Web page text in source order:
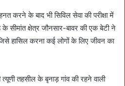
करने के बाद भी सिविल सेवा की परीक्षा में
के सीमांत क्षेत्र जौनसार-बावर की एक बेटी ने
हासिल करना कई लोगों के लिए जीवन का
तहसील के बृनाड़ गांव की रहने वाली